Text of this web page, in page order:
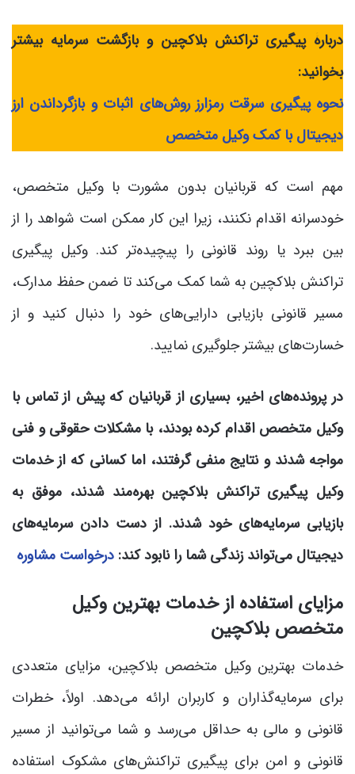
دربارۀ پیگیری تراکنش بلاکچین و بازگشت سرمایه بیشتر
بخوانید:
نحوه پیگیری سرقت رمزارز روش‌های اثبات و بازگرداندن ارز
دیجیتال با کمک وکیل متخصص
مهم است که قربانیان بدون مشورت با وکیل متخصص،
خودسرانه اقدام نکنند، زیرا این کار ممکن است شواهد را از
بین ببرد یا روند قانونی را پیچیده‌تر کند. وکیل پیگیری
تراکنش بلاکچین به شما کمک می‌کند تا ضمن حفظ مدارک،
مسیر قانونی بازیابی دارایی‌های خود را دنبال کنید و از
خسارت‌های بیشتر جلوگیری نمایید.
در پرونده‌های اخیر، بسیاری از قربانیان که پیش از تماس با
وکیل متخصص اقدام کرده بودند، با مشکلات حقوقی و فنی
مواجه شدند و نتایج منفی گرفتند، اما کسانی که از خدمات
وکیل پیگیری تراکنش بلاکچین بهره‌مند شدند، موفق به
بازیابی سرمایه‌های خود شدند. از دست دادن سرمایه‌های
دیجیتال می‌تواند زندگی شما را نابود کند: درخواست مشاوره
مزایای استفاده از خدمات بهترین وکیل
متخصص بلاکچین
خدمات بهترین وکیل متخصص بلاکچین، مزایای متعددی
برای سرمایه‌گذاران و کاربران ارائه می‌دهد. اولاً، خطرات
قانونی و مالی به حداقل می‌رسد و شما می‌توانید از مسیر
قانونی و امن برای پیگیری تراکنش‌های مشکوک استفاده